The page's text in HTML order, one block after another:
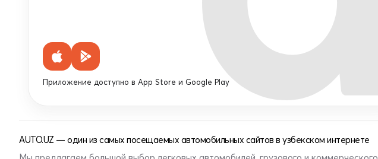
Приложение доступно в App Store и Google Play
AUTO.UZ — один из самых посещаемых автомобильных сайтов в узбекском интернете